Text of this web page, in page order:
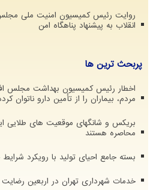
روایت رئیس کمیسیون امنیت ملی
انقلاب به پیشنهاد پناهگاه امن
پربحث ترین ها
اخطار رئیس کمیسیون بهداشت مجلس
مردم، بیماران را از تأمین دارو ناتوان
بریکس و شانگهای موقعیت های طلایی
محاصره هستند
بسته جامع احیای تولید با رویکرد
خدمات شهرداری تهران در اربعین